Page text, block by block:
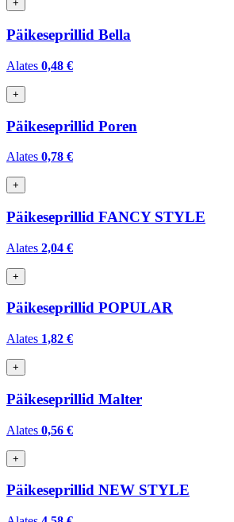
+
Päikeseprillid Bella
Alates 0,48 €
+
Päikeseprillid Poren
Alates 0,78 €
+
Päikeseprillid FANCY STYLE
Alates 2,04 €
+
Päikeseprillid POPULAR
Alates 1,82 €
+
Päikeseprillid Malter
Alates 0,56 €
+
Päikeseprillid NEW STYLE